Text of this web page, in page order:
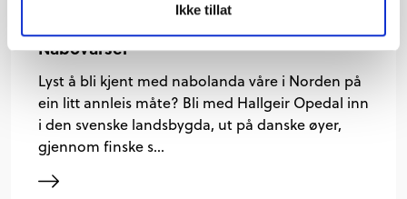
Ikke tillat
Nabovarsel
Lyst å bli kjent med nabolanda våre i Norden på
ein litt annleis måte? Bli med Hallgeir Opedal inn
i den svenske landsbygda, ut på danske øyer,
gjennom finske s…